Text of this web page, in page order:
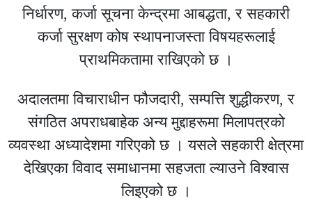
निर्धारण, कर्जा सूचना केन्द्रमा आबद्धता, र सहकारी
कर्जा सुरक्षण कोष स्थापनाजस्ता विषयहरूलाई
प्राथमिकतामा राखिएको छ ।
अदालतमा विचाराधीन फौजदारी, सम्पत्ति शुद्धीकरण, र
संगठित अपराधबाहेक अन्य मुद्दाहरूमा मिलापत्रको
व्यवस्था अध्यादेशमा गरिएको छ । यसले सहकारी क्षेत्रमा
देखिएका विवाद समाधानमा सहजता ल्याउने विश्वास
लिइएको छ ।